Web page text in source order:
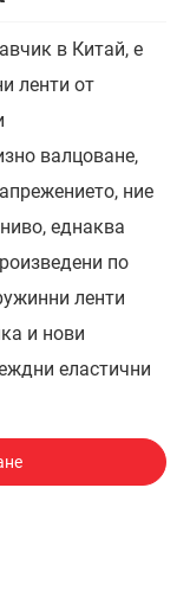
в Китай, е
ленти от
валцоване,
ние
еднаква
по
ленти
и нови
еластични